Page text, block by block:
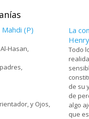
(P)
Hasan,
y Ojos,
La
Todo
de su
de
algo
que